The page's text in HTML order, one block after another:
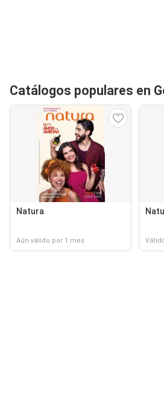
Catálogos populares en
Natura
Aún válido por 1 mes